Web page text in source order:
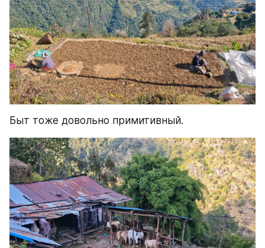
Быт тоже довольно примитивный.